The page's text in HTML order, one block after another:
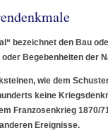
bezeichnet den Bau
Begebenheiten der
wie dem
keine
Franzosenkrieg 1870/
Ereignisse.